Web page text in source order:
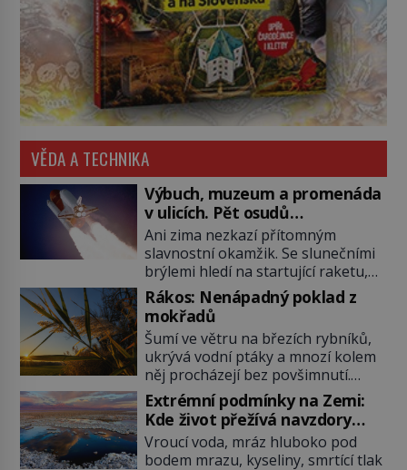
VĚDA A TECHNIKA
Výbuch, muzeum a promenáda
v ulicích. Pět osudů
nejslavnějších raketoplánů
Ani zima nezkazí přítomným
slavnostní okamžik. Se slunečními
brýlemi hledí na startující raketu,
která má do vesmíru vynést kromě
posádky také obyčejnou učitelku.
Po několika sekundách všem
ztuhnou úsměvy, stroj totiž
exploduje. Jejich konstrukce není
z levného kraje, daňové poplatníky
stojí miliardy dolarů. Na druhou
stranu zvládnou jen představitelné
věci. Na malé kousky Název:
Columbia První […]
Rákos: Nenápadný poklad z
mokřadů
Šumí ve větru na březích rybníků,
ukrývá vodní ptáky a mnozí kolem
něj procházejí bez povšimnutí.
Přesto právě rákos pomáhal stavět
domy, vyrábět lodě, zapisovat první
texty a inspiroval řadu pověstí.
Tato skromná, ale užitečná
rostlina provází člověka už tisíce
Extrémní podmínky na Zemi:
Kde život přežívá navzdory
všemu
Vroucí voda, mráz hluboko pod
bodem mrazu, kyseliny, smrtící tlak